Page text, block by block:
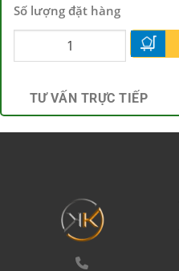
Số lượng đặt hàng
TƯ VẤN TRỰC TIẾP